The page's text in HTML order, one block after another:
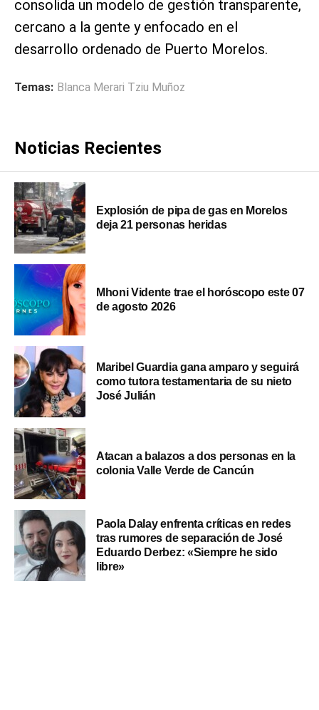
consolida un modelo de gestión transparente,
cercano a la gente y enfocado en el
desarrollo ordenado de Puerto Morelos.
Temas: Blanca Merari Tziu Muñoz
Noticias Recientes
Explosión de pipa de gas en Morelos
deja 21 personas heridas
Mhoni Vidente trae el horóscopo este 07
de agosto 2026
Maribel Guardia gana amparo y seguirá
como tutora testamentaria de su nieto
José Julián
Atacan a balazos a dos personas en la
colonia Valle Verde de Cancún
Paola Dalay enfrenta críticas en redes
tras rumores de separación de José
Eduardo Derbez: «Siempre he sido
libre»